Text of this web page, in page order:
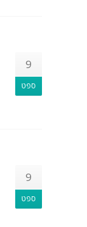
9
ספט
9
ספט